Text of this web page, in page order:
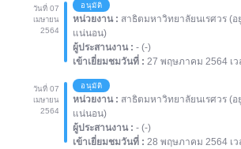
วันที่ 07
เมษายน
2564
อนุมัติ
หน่วยงาน : สาธิตมหาวิทยาลัยนเรศวร (อ
แน่นอน)
ผู้ประสานงาน : - (-)
เข้าเยี่ยมชมวันที่ : 27 พฤษภาคม 2564 เว
วันที่ 07
เมษายน
2564
อนุมัติ
หน่วยงาน : สาธิตมหาวิทยาลัยนเรศวร (อ
แน่นอน)
ผู้ประสานงาน : - (-)
เข้าเยี่ยมชมวันที่ : 28 พฤษภาคม 2564 เว